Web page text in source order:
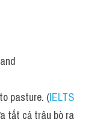
pasture. (IELTS
tất cả trâu bò ra